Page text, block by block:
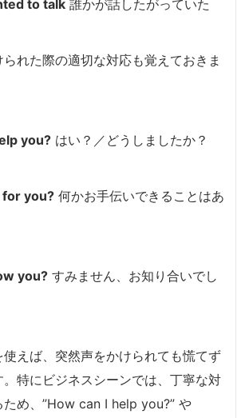
to talk 誰かが話したがっていた
れた際の適切な対応も覚えておきま
you? はい？／どうしましたか？
for you? 何かお手伝いできることはあ
you? すみません、お知り合いでし
使えば、突然声をかけられても慌てず
特にビジネスシーンでは、丁寧な対
ため、”How can I help you?” や